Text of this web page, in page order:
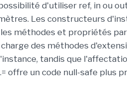
d'utiliser ref, in ou
Les constructeurs
méthodes et propriétés
des méthodes
tandis que
offre un code null-safe plus